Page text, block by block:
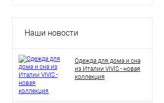
Наши новости
Одежда для дома и сна
из Италии VIVIS - новая
коллекция